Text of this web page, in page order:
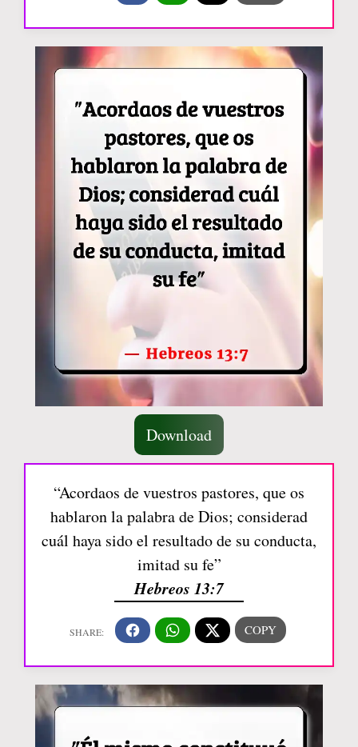
Download
“Acordaos de vuestros pastores, que os
hablaron la palabra de Dios; considerad
cuál haya sido el resultado de su conducta,
imitad su fe”
Hebreos 13:7